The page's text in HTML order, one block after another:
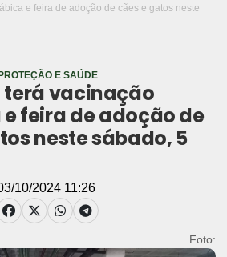
e feira de adoção de cães e gatos neste
PROTEÇÃO E SAÚDE
terá vacinação
feira de adoção de
neste sábado, 5
10/2024 11:26
Foto: